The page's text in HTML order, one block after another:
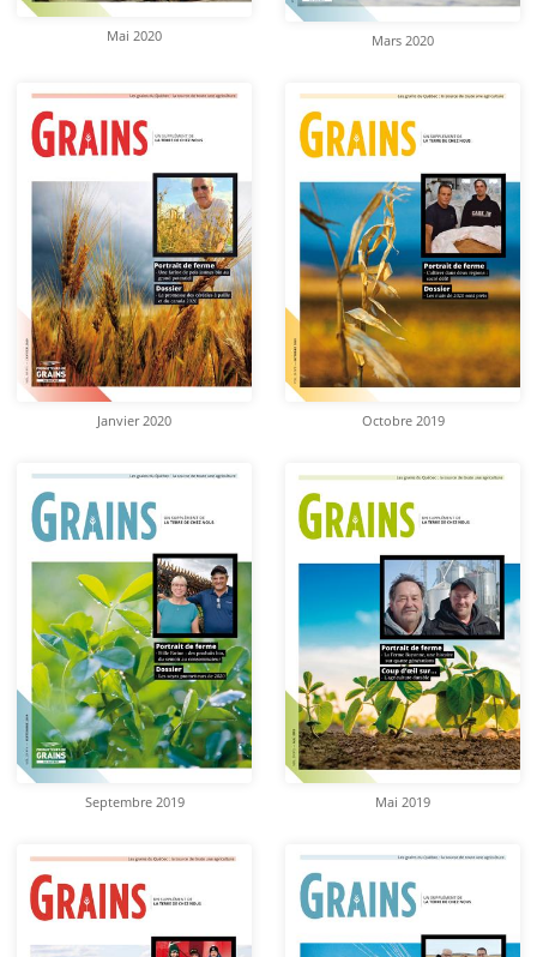
Mai 2020 Mars 2020
Janvier 2020 Octobre 2019
Septembre 2019 Mai 2019